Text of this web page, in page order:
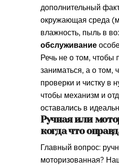
дополнительный
окружающая среда
влажность, пыль в
обслуживание
Речь не о том, чтобы
заниматься, а о том,
проверки и чистку в
чтобы механизм и
оставались в
Ручная или
когда что
Главный вопрос:
моторизованная?